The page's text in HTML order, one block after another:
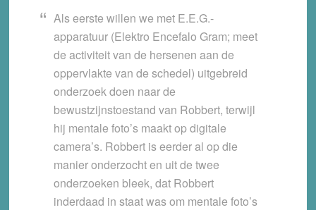
Als eerste willen we met E.E.G.-
apparatuur (Elektro Encefalo Gram; meet
de activiteit van de hersenen aan de
oppervlakte van de schedel) uitgebreid
onderzoek doen naar de
bewustzijnstoestand van Robbert, terwijl
hij mentale foto’s maakt op digitale
camera’s. Robbert is eerder al op die
manier onderzocht en uit de twee
onderzoeken bleek, dat Robbert
inderdaad in staat was om mentale foto’s